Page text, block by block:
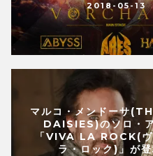
2018-05-13
マルコ・メンドーサ
DAISIES)のソロ・
「VIVA LA ROCK(ヴ
ラ・ロック)」が登